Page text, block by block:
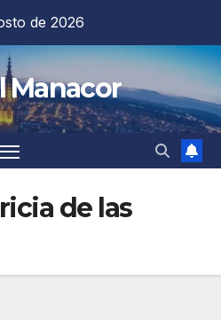
de 2026
Manacor
de las